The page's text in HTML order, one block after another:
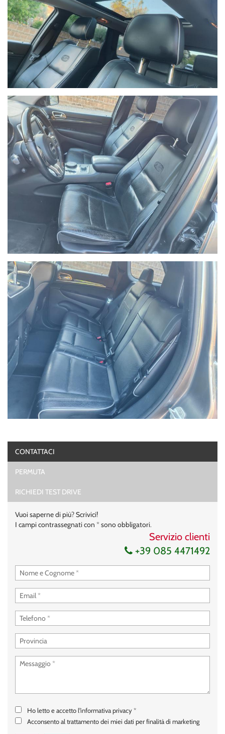
CONTATTACI
PERMUTA
RICHIEDI TEST DRIVE
Vuoi saperne di più? Scrivici!
I campi contrassegnati con * sono obbligatori.
Servizio clienti
+39 085 4471492
Ho letto e accettol'informativa privacy*
Acconsento al trattamento dei miei dati per finalità di marketing